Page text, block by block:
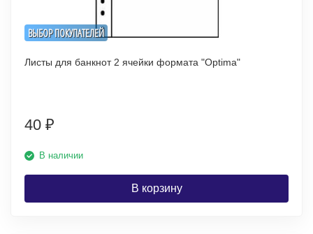
ВЫБОР ПОКУПАТЕЛЕЙ
Листы для банкнот 2 ячейки формата "Optima"
40 ₽
В наличии
В корзину